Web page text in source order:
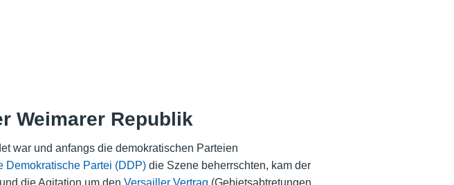
Weimarer Republik
war und anfangs die demokratischen Parteien
Demokratische Partei (DDP)die Szene beherrschten, kam der